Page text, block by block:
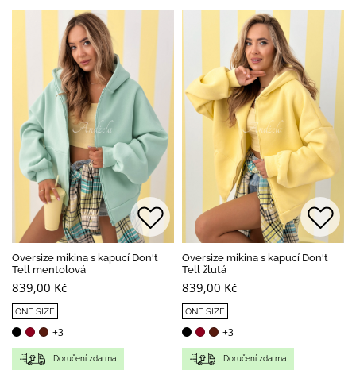
Oversize mikina s kapucí Don't
Tell mentolová
839,00 Kč
ONE SIZE
+3
Doručení zdarma
Oversize mikina s kapucí Don't
Tell žlutá
839,00 Kč
ONE SIZE
+3
Doručení zdarma